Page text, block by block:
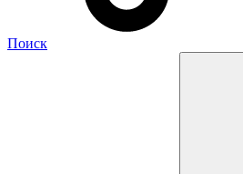
Поиск